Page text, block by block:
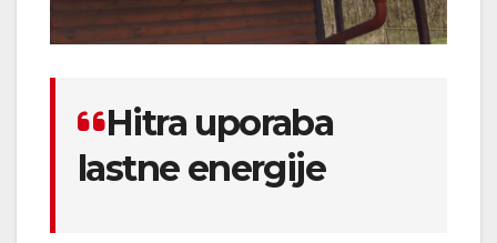
Hitra uporaba
lastne energije